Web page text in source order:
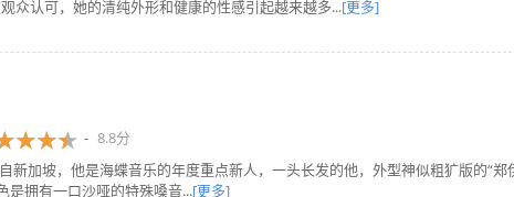
众认可，她的清纯外形和健康的性感引起越来越多...[更多]
8.8分
新加坡，他是海蝶音乐的年度重点新人，一头长发的他，外型神似粗犷版的“郑
是拥有一口沙哑的特殊嗓音...[更多]